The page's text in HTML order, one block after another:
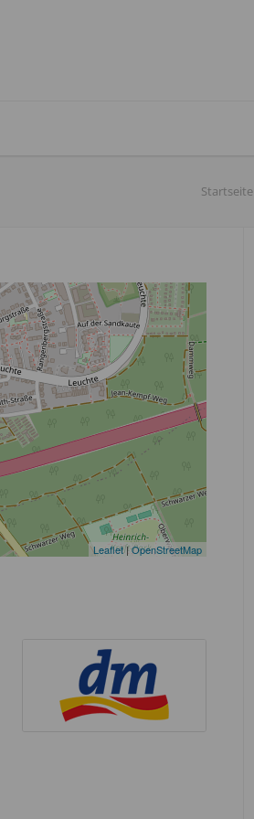
Startseite
Leaflet|OpenStreetMap